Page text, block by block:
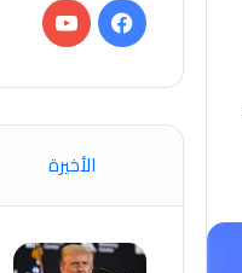
فيسبوك‫YouTube
الأخيرة